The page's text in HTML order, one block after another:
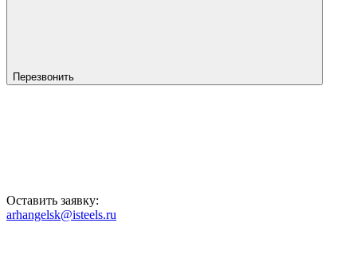
Перезвонить
Оставить заявку:
arhangelsk@isteels.ru